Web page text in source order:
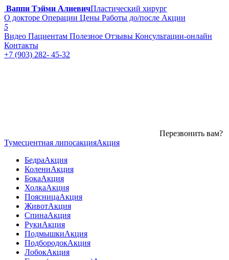
Ваппи Тэйми АлиевичПластический хирург
О докторе Операции Цены Работы до/после Акции
5
Видео Пациентам Полезное Отзывы Консультации-онлайн
Контакты
+7 (903) 282- 45-32
Перезвонить вам?
Тумесцентная липосакцияАкция
БедраАкция
КолениАкция
БокаАкция
ХолкаАкция
ПоясницаАкция
ЖивотАкция
СпинаАкция
РукиАкция
ПодмышкиАкция
ПодбородокАкция
ЛобокАкция